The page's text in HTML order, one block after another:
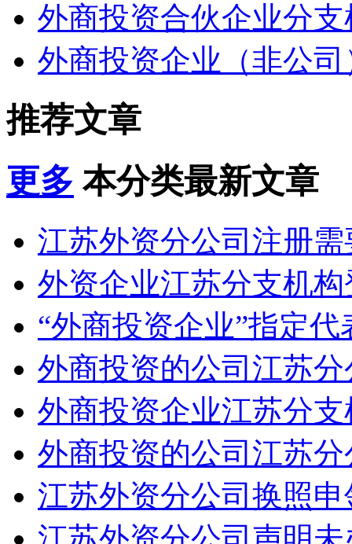
外商投资合伙企业分支
外商投资企业（非公
推荐文章
更多 本分类最新文章
江苏外资分公司注册
外资企业江苏分支机
“外商投资企业”指定代
外商投资的公司江苏
外商投资企业江苏分
外商投资的公司江苏
江苏外资分公司换照申